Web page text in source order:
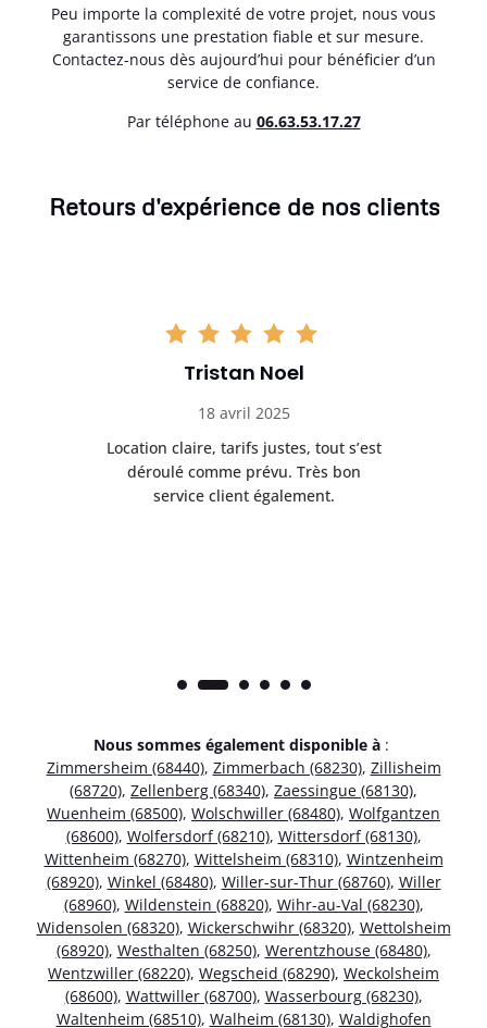
Peu importe la complexité de votre projet, nous vous
garantissons une prestation fiable et sur mesure.
Contactez-nous dès aujourd’hui pour bénéficier d’un
service de confiance.
Par téléphone au 06.63.53.17.27
Retours d'expérience de nos clients
Tristan Noel
18 avril 2025
Location claire, tarifs justes, tout s’est
déroulé comme prévu. Très bon
service client également.
Nous sommes également disponible à :
Zimmersheim (68440), Zimmerbach (68230), Zillisheim
(68720), Zellenberg (68340), Zaessingue (68130),
Wuenheim (68500), Wolschwiller (68480), Wolfgantzen
(68600), Wolfersdorf (68210), Wittersdorf (68130),
Wittenheim (68270), Wittelsheim (68310), Wintzenheim
(68920), Winkel (68480), Willer-sur-Thur (68760), Willer
(68960), Wildenstein (68820), Wihr-au-Val (68230),
Widensolen (68320), Wickerschwihr (68320), Wettolsheim
(68920), Westhalten (68250), Werentzhouse (68480),
Wentzwiller (68220), Wegscheid (68290), Weckolsheim
(68600), Wattwiller (68700), Wasserbourg (68230),
Waltenheim (68510), Walheim (68130), Waldighofen